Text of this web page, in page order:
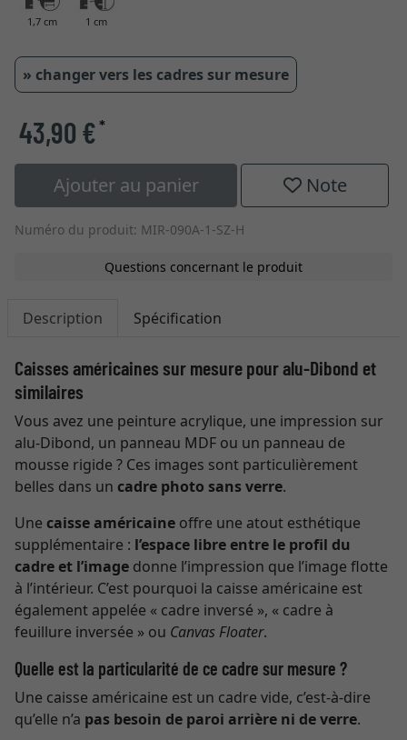
1,7 cm 1 cm
» changer vers les cadres sur mesure
43,90 €*
Ajouter au panier Note
Numéro du produit: MIR-090A-1-SZ-H
Questions concernant le produit
Description Spécification
Caisses américaines sur mesure pour alu-Dibond et
similaires
Vous avez une peinture acrylique, une impression sur
alu-Dibond, un panneau MDF ou un panneau de
mousse rigide ? Ces images sont particulièrement
belles dans un cadre photo sans verre.
Une caisse américaine offre une atout esthétique
supplémentaire : l’espace libre entre le profil du
cadre et l’image donne l’impression que l’image flotte
à l’intérieur. C’est pourquoi la caisse américaine est
également appelée « cadre inversé », « cadre à
feuillure inversée » ou Canvas Floater.
Quelle est la particularité de ce cadre sur mesure ?
Une caisse américaine est un cadre vide, c’est-à-dire
qu’elle n’a pas besoin de paroi arrière ni de verre.